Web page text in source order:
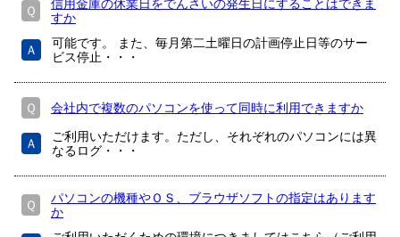
Ｑ
信用金庫の休業日をでんさいの発生日にすることはできま
すか
Ａ
可能です。 また、毎月第二土曜日の計画停止日等のサー
ビス停止・・・
Ｑ 会社内で複数のパソコンを使って同時に利用できますか
Ａ
ご利用いただけます。ただし、それぞれのパソコンには異
なるログ・・・
Ｑ
パソコンの機種やＯＳ、ブラウザソフトの指定はあります
か